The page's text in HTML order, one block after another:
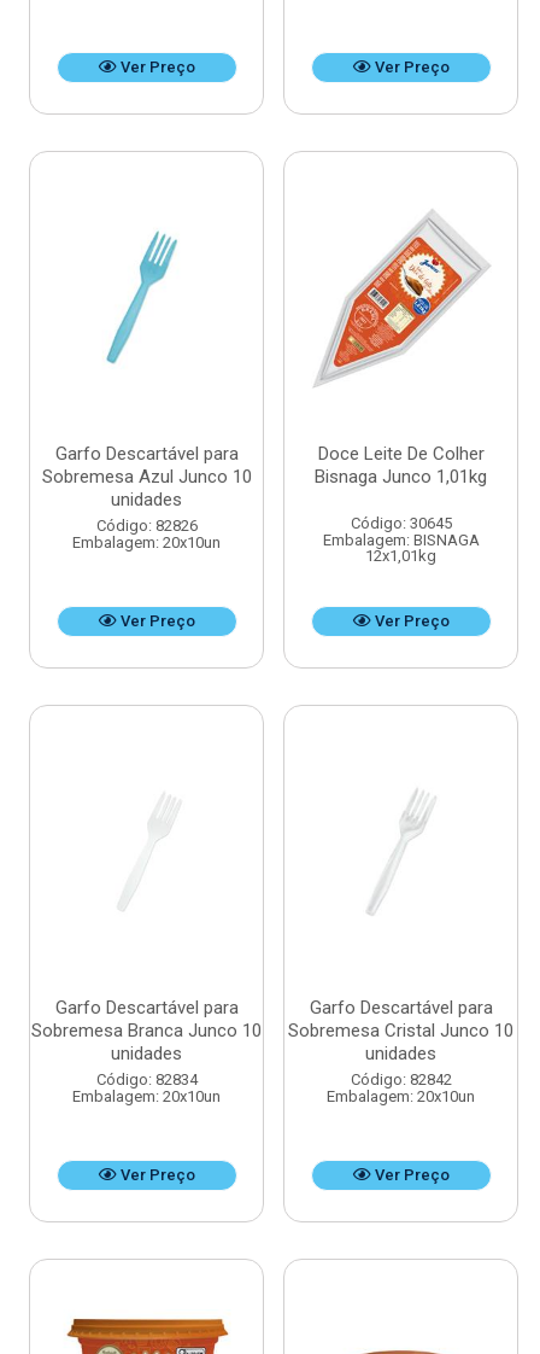
Ver Preço Ver Preço
Garfo Descartável para
Sobremesa Azul Junco 10
unidades
Código: 82826
Embalagem: 20x10un
Ver Preço
Doce Leite De Colher
Bisnaga Junco 1,01kg
Código: 30645
Embalagem: BISNAGA
12x1,01kg
Ver Preço
Garfo Descartável para
Sobremesa Branca Junco 10
unidades
Código: 82834
Embalagem: 20x10un
Ver Preço
Garfo Descartável para
Sobremesa Cristal Junco 10
unidades
Código: 82842
Embalagem: 20x10un
Ver Preço